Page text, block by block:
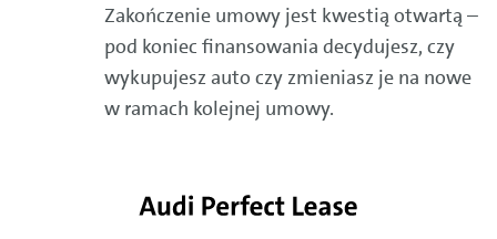
Zakończenie umowy jest kwestią otwartą –
pod koniec finansowania decydujesz, czy
wykupujesz auto czy zmieniasz je na nowe
w ramach kolejnej umowy.